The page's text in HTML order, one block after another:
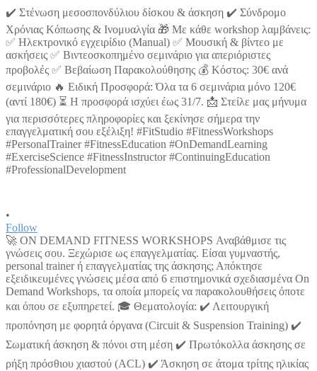
•
Follow
🚀 ON DEMAND FITNESS WORKSHOPS Αναβάθμισε τις
γνώσεις σου. Ξεχώρισε ως επαγγελματίας. Είσαι γυμναστής,
personal trainer ή επαγγελματίας της άσκησης; Απόκτησε
εξειδικευμένες γνώσεις μέσα από 6 επιστημονικά σχεδιασμένα On
Demand Workshops, τα οποία μπορείς να παρακολουθήσεις όποτε
και όπου σε εξυπηρετεί. 🎓 Θεματολογία: ✔️ Λειτουργική
προπόνηση με φορητά όργανα (Circuit & Suspension Training) ✔️
Σωματική άσκηση & πόνοι στη μέση ✔️ Πρωτόκολλα άσκησης σε
ρήξη πρόσθιου χιαστού (ACL) ✔️ Άσκηση σε άτομα τρίτης ηλικίας